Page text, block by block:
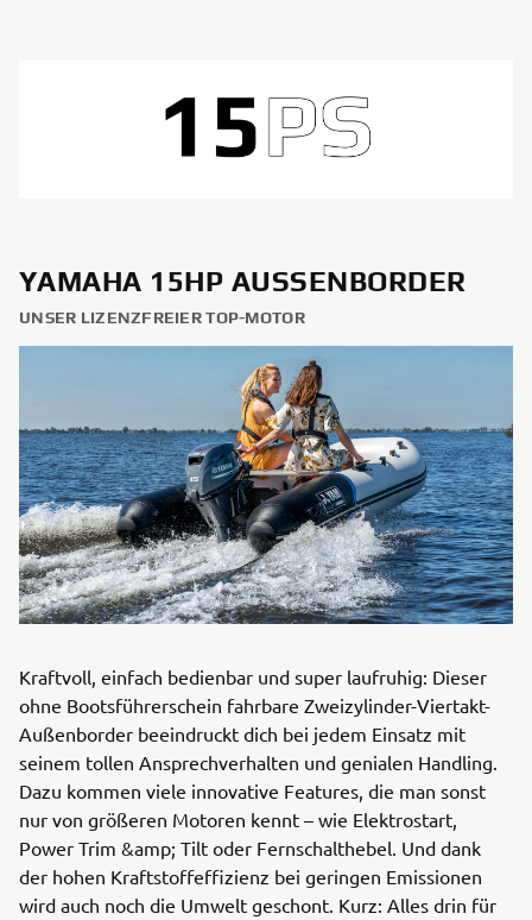
YAMAHA 15HP AUSSENBORDER
UNSER LIZENZFREIER TOP-MOTOR
Kraftvoll, einfach bedienbar und super laufruhig: Dieser
ohne Bootsführerschein fahrbare Zweizylinder-Viertakt-
Außenborder beeindruckt dich bei jedem Einsatz mit
seinem tollen Ansprechverhalten und genialen Handling.
Dazu kommen viele innovative Features, die man sonst
nur von größeren Motoren kennt – wie Elektrostart,
Power Trim &amp; Tilt oder Fernschalthebel. Und dank
der hohen Kraftstoffeffizienz bei geringen Emissionen
wird auch noch die Umwelt geschont. Kurz: Alles drin für